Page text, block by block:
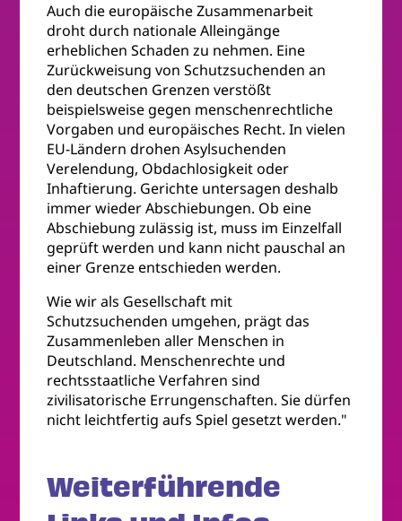
Auch die europäische Zusammenarbeit
droht durch nationale Alleingänge
erheblichen Schaden zu nehmen. Eine
Zurückweisung von Schutzsuchenden an
den deutschen Grenzen verstößt
beispielsweise gegen menschenrechtliche
Vorgaben und europäisches Recht. In vielen
EU-Ländern drohen Asylsuchenden
Verelendung, Obdachlosigkeit oder
Inhaftierung. Gerichte untersagen deshalb
immer wieder Abschiebungen. Ob eine
Abschiebung zulässig ist, muss im Einzelfall
geprüft werden und kann nicht pauschal an
einer Grenze entschieden werden.
Wie wir als Gesellschaft mit
Schutzsuchenden umgehen, prägt das
Zusammenleben aller Menschen in
Deutschland. Menschenrechte und
rechtsstaatliche Verfahren sind
zivilisatorische Errungenschaften. Sie dürfen
nicht leichtfertig aufs Spiel gesetzt werden."
Weiterführende